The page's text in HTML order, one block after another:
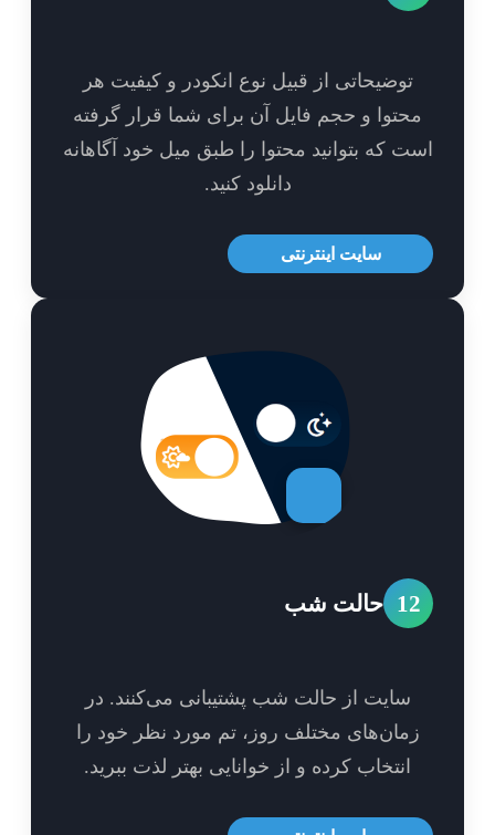
توضیحاتی از قبیل نوع انکودر و کیفیت هر
و حجم فایل آن برای شما قرار گرفته
که بتوانید محتوا را طبق میل خود آگاهانه
دانلود کنید.
سایت اینترنتی
حالت شب
سایت از حالت شب پشتیبانی می‌کنند. در
مختلف روز، تم مورد نظر خود را
انتخاب کرده و از خوانایی بهتر لذت ببرید.